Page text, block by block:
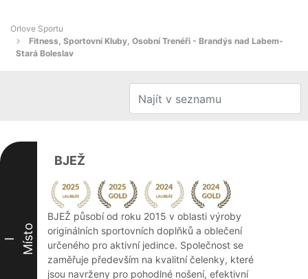
Orlove Sportu
Fitness, Sportovní Kluby, Osobní Trenéři - Brandýs nad Labem-
Stará Boleslav
I Místo
BJEŽ
BJEŽ působí od roku 2015 v oblasti výroby
originálních sportovních doplňků a oblečení
určeného pro aktivní jedince. Společnost se
zaměřuje především na kvalitní čelenky, které
jsou navrženy pro pohodlné nošení, efektivní